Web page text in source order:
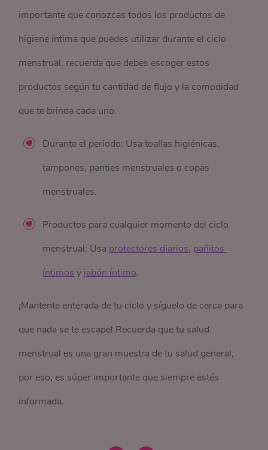
importante que conozcas todos los productos de
higiene íntima que puedes utilizar durante el ciclo
menstrual, recuerda que debes escoger estos
productos según tu cantidad de flujo y la comodidad
que te brinda cada uno.
Durante el periodo: Usa toallas higiénicas,
tampones, panties menstruales o copas
menstruales.
Productos para cualquier momento del ciclo
menstrual: Usa protectores diarios, pañitos
íntimos y jabón íntimo.
¡Mantente enterada de tu ciclo y síguelo de cerca para
que nada se te escape! Recuerda que tu salud
menstrual es una gran muestra de tu salud general,
por eso, es súper importante que siempre estés
informada.